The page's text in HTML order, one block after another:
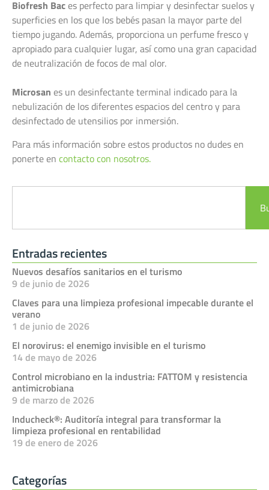
Biofresh Baces perfecto para limpiar y desinfectar suelos y
superficies en los que los bebés pasan la mayor parte del
tiempo jugando. Además, proporciona un perfume fresco y
apropiado para cualquier lugar, así como una gran capacidad
de neutralización de focos de mal olor.
Microsan es un desinfectante terminal indicado para la
nebulización de los diferentes espacios del centro y para
desinfectado de utensilios por inmersión.
Para más información sobre estos productos no dudes en
ponerte en contacto con nosotros.
Entradas recientes
Nuevos desafíos sanitarios en el turismo
9 de junio de 2026
Claves para una limpieza profesional impecable durante el
verano
1 de junio de 2026
El norovirus: el enemigo invisible en el turismo
14 de mayo de 2026
Control microbiano en la industria: FATTOM y resistencia
antimicrobiana
9 de marzo de 2026
Inducheck®: Auditoría integral para transformar la
limpieza profesional en rentabilidad
19 de enero de 2026
Categorías